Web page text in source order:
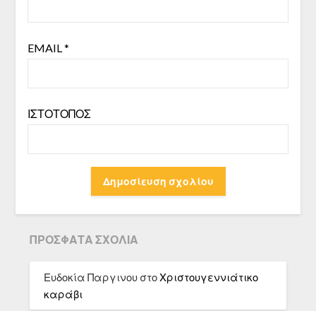
EMAIL*
ΙΣΤΌΤΟΠΟΣ
ΠΡΌΣΦΑΤΑ ΣΧΌΛΙΑ
Ευδοκία Παργινου στοΧριστουγεννιάτικο
καράβι